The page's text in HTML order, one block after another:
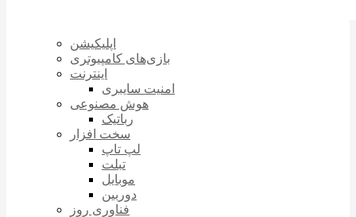
اپلیکیشن
بازی‌های کامپیوتری
اینترنت
امنیت سایبری
هوش مصنوعی
رباتیک
سخت افزار
لپ تاپ
تبلت
موبایل
دوربین
فناوری روز